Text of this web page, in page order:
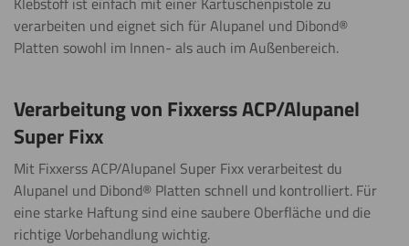
verarbeiten und eignet sich für Alupanel und Dibond®
Platten sowohl im Innen- als auch im Außenbereich.
Verarbeitung von Fixxerss ACP/Alupanel
Super Fixx
Mit Fixxerss ACP/Alupanel Super Fixx verarbeitest du
Alupanel und Dibond® Platten schnell und kontrolliert. Für
eine starke Haftung sind eine saubere Oberfläche und die
richtige Vorbehandlung wichtig.